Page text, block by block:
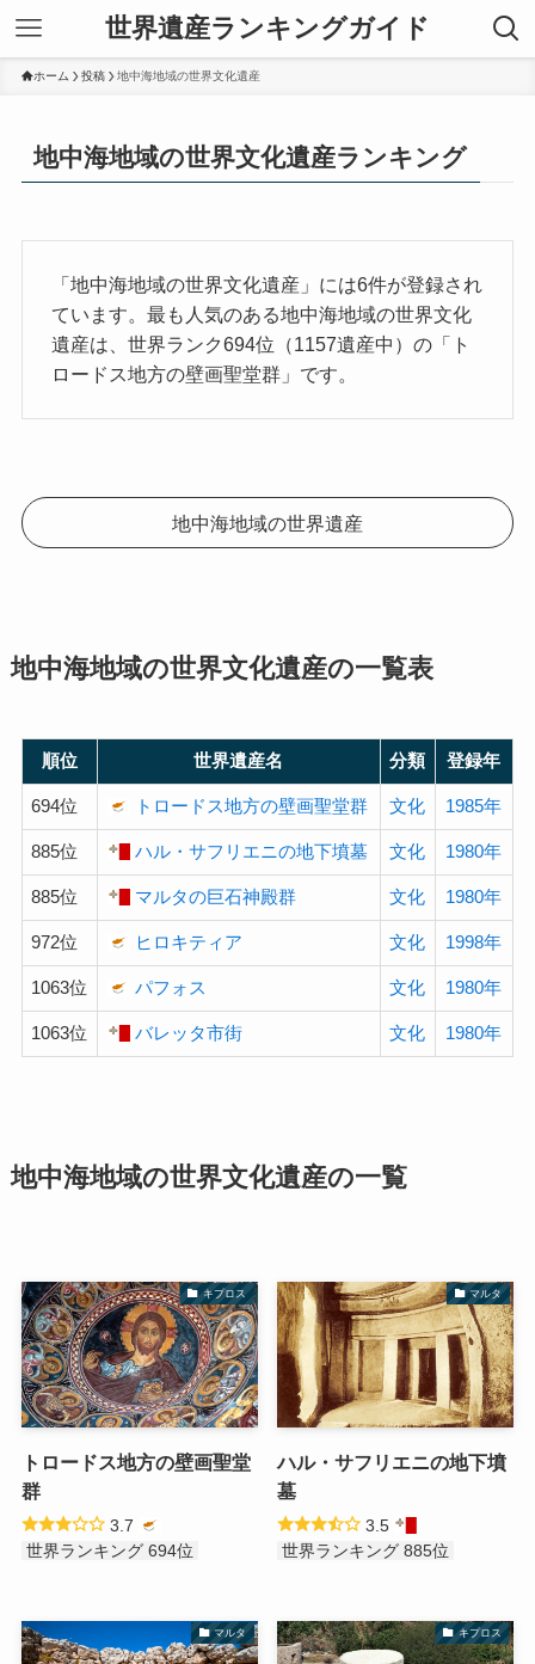
世界遺産ランキングガイド
ホーム 投稿 地中海地域の世界文化遺産
地中海地域の世界文化遺産ランキング
「地中海地域の世界文化遺産」には6件が登録され
ています。最も人気のある地中海地域の世界文化
遺産は、世界ランク694位（1157遺産中）の「ト
ロードス地方の壁画聖堂群」です。
地中海地域の世界遺産
地中海地域の世界文化遺産の一覧表
順位 世界遺産名 分類 登録年
694位 トロードス地方の壁画聖堂群 文化 1985年
885位 ハル・サフリエニの地下墳墓 文化 1980年
885位 マルタの巨石神殿群 文化 1980年
972位 ヒロキティア 文化 1998年
1063位 パフォス 文化 1980年
1063位 バレッタ市街 文化 1980年
地中海地域の世界文化遺産の一覧
キプロス
トロードス地方の壁画聖堂
群
3.7
世界ランキング 694位
マルタ
ハル・サフリエニの地下墳
墓
3.5
世界ランキング 885位
マルタ キプロス